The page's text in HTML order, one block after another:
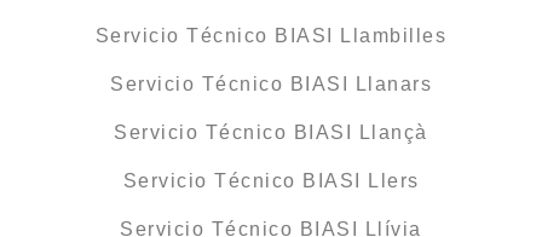
Servicio Técnico BIASI Llambilles
Servicio Técnico BIASI Llanars
Servicio Técnico BIASI Llançà
Servicio Técnico BIASI Llers
Servicio Técnico BIASI Llívia